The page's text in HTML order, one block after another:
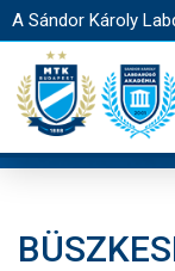
A Sándor Károly